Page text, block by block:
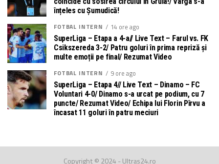
înțeles cu Șumudică!
FOTBAL INTERN
14 ore ago
SuperLiga – Etapa a 4-a// Live Text – Farul vs. FK
Csikszereda 3-2/ Patru goluri în prima repriză și
multe emoții pe final/ Rezumat Video
FOTBAL INTERN
9 ore ago
SuperLiga – Etapa 4// Live Text – Dinamo – FC
Voluntari 4-0/ Dinamo s-a urcat pe podium, cu 7
puncte/ Rezumat Video/ Echipa lui Florin Pîrvu a
încasat 11 goluri în patru meciuri
Copyright © 2024 - Ultras24.ro